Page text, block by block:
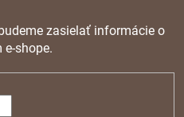
zasielať informácie o
shope.